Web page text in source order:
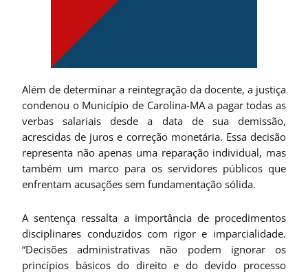
Além de determinar a reintegração da docente, a justiça
condenou o Município de Carolina-MA a pagar todas as
verbas salariais desde a data de sua demissão,
acrescidas de juros e correção monetária. Essa decisão
representa não apenas uma reparação individual, mas
também um marco para os servidores públicos que
enfrentam acusações sem fundamentação sólida.
A sentença ressalta a importância de procedimentos
disciplinares conduzidos com rigor e imparcialidade.
“Decisões administrativas não podem ignorar os
princípios básicos do direito e do devido processo